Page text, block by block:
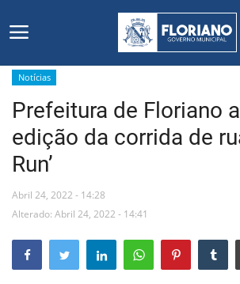
Início
Editais
Floriano
Mural de Licitações
Notícias
Prefeitura de Floriano
edição da corrida de
Run’
Abril 24, 2022 - 14:28
Alterado: Abril 24, 2022 - 14:41